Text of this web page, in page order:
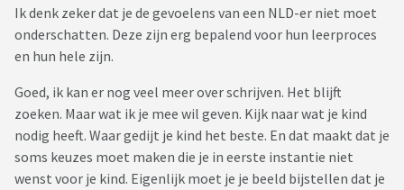
Ik denk zeker dat je de gevoelens van een NLD-er niet moet
onderschatten. Deze zijn erg bepalend voor hun leerproces
en hun hele zijn.
Goed, ik kan er nog veel meer over schrijven. Het blijft
zoeken. Maar wat ik je mee wil geven. Kijk naar wat je kind
nodig heeft. Waar gedijt je kind het beste. En dat maakt dat je
soms keuzes moet maken die je in eerste instantie niet
wenst voor je kind. Eigenlijk moet je je beeld bijstellen dat je